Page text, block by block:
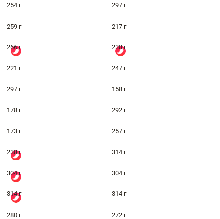
254 г 297 г
259 г 217 г
266 г 238 г
221 г 247 г
297 г 158 г
178 г 292 г
173 г 257 г
238 г 314 г
304 г 304 г
314 г 314 г
280 г 272 г